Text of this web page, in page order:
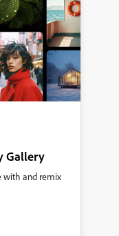
Gallery
with and remix